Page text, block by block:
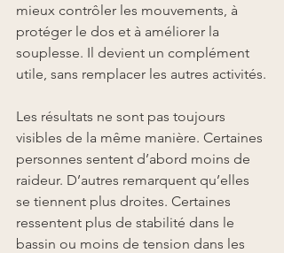
mieux contrôler les mouvements, à
protéger le dos et à améliorer la
souplesse. Il devient un complément
utile, sans remplacer les autres activités.
Les résultats ne sont pas toujours
visibles de la même manière. Certaines
personnes sentent d’abord moins de
raideur. D’autres remarquent qu’elles
se tiennent plus droites. Certaines
ressentent plus de stabilité dans le
bassin ou moins de tension dans les